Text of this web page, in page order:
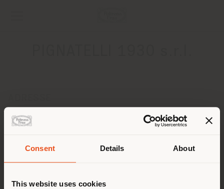
Consent Details About
This website uses cookies
Via Dante Alighieri, 16
FOGGIA 71121
KONTAKTE
Telefon +39 0881771367